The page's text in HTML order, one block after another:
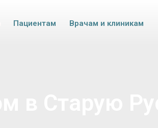
Пациентам Врачам и клиникам